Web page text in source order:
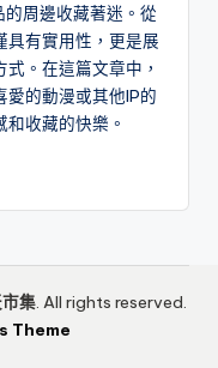
周邊收藏著迷。從
具有實用性，更是展
。在這篇文章中，
愛的動漫或其他IP的
收藏的快樂。
集. All rights reserved.
Theme